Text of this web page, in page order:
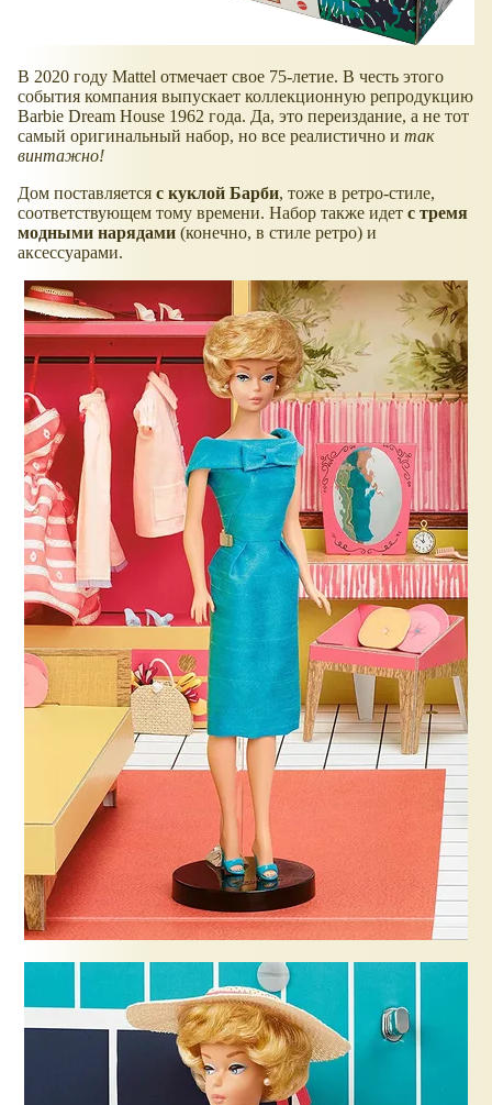
В 2020 году Mattel отмечает свое 75-летие. В честь этого
события компания выпускает коллекционную репродукцию
Barbie Dream House 1962 года. Да, это переиздание, а не тот
самый оригинальный набор, но все реалистично и так
винтажно!
Дом поставляется с куклой Барби, тоже в ретро-стиле,
соответствующем тому времени. Набор также идет с тремя
модными нарядами (конечно, в стиле ретро) и
аксессуарами.